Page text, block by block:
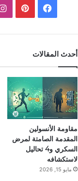
ب
ك
ب
ت
ي
ر
س
أحدث المقالات
مقاومة الأنسولين
المقدمة الصامتة لمرض
السكري و4 تحاليل
لاستكشافه
مايو 15, 2026